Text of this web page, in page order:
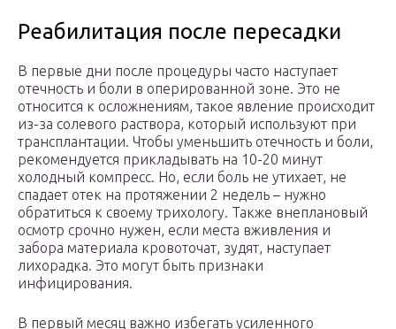
Реабилитация после пересадки
В первые дни после процедуры часто наступает
отечность и боли в оперированной зоне. Это не
относится к осложнениям, такое явление происходит
из-за солевого раствора, который используют при
трансплантации. Чтобы уменьшить отечность и боли,
рекомендуется прикладывать на 10-20 минут
холодный компресс. Но, если боль не утихает, не
спадает отек на протяжении 2 недель – нужно
обратиться к своему трихологу. Также внеплановый
осмотр срочно нужен, если места вживления и
забора материала кровоточат, зудят, наступает
лихорадка. Это могут быть признаки
инфицирования.
В первый месяц важно избегать усиленного